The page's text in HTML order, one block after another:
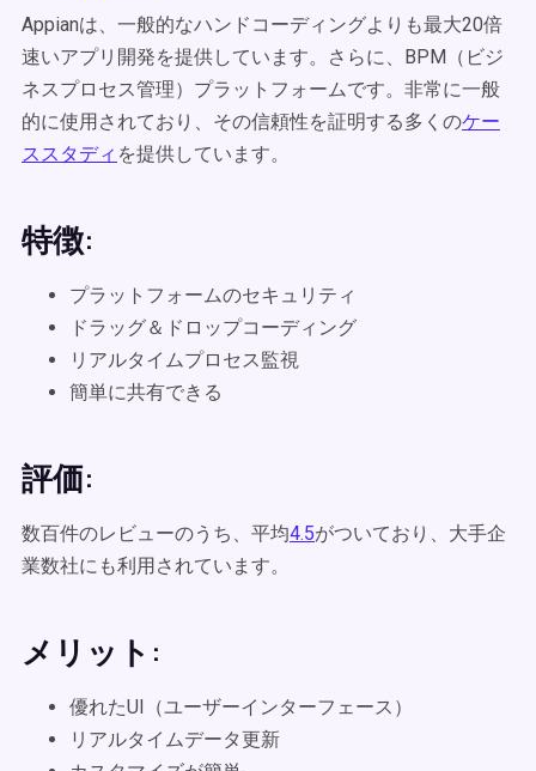
Appianは、一般的なハンドコーディングよりも最大20倍
速いアプリ開発を提供しています。さらに、BPM（ビジ
ネスプロセス管理）プラットフォームです。非常に一般
的に使用されており、その信頼性を証明する多くのケー
ススタディ を提供しています。
特徴:
プラットフォームのセキュリティ
ドラッグ＆ドロップコーディング
リアルタイムプロセス監視
簡単に共有できる
評価:
数百件のレビューのうち、平均4.5がついており、大手企
業数社にも利用されています。
メリット:
優れたUI（ユーザーインターフェース）
リアルタイムデータ更新